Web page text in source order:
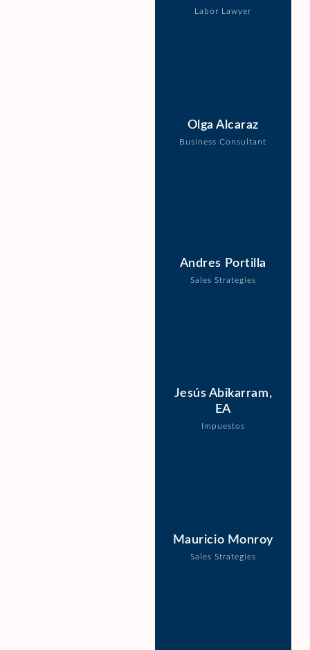
Labor Lawyer
Olga Alcaraz
Business Consultant
Andres Portilla
Sales Strategies
Jesús Abikarram,
EA
Impuestos
Mauricio Monroy
Sales Strategies